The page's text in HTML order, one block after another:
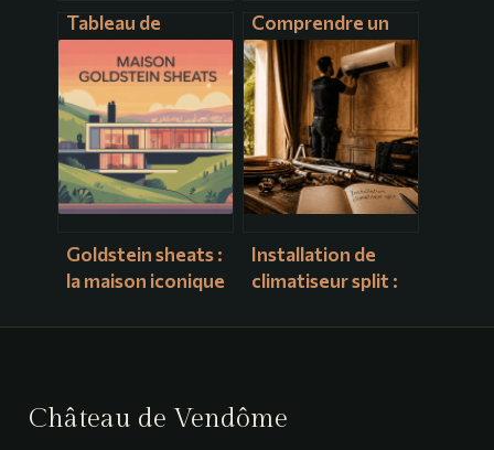
Tableau de
conversion en
watt : guide
pratique pour
convertir vos
puissances
Comprendre un
schéma
électronique :
bases, lecture et
bonnes pratiques
Goldstein sheats :
la maison iconique
toujours los
Installation de
climatiseur split :
pression et 4
Château de Vendôme